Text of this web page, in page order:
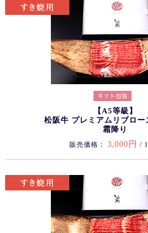
【A5等級】
松阪牛 プレミアムリブロー
霜降り
販売価格： 3,000円 /